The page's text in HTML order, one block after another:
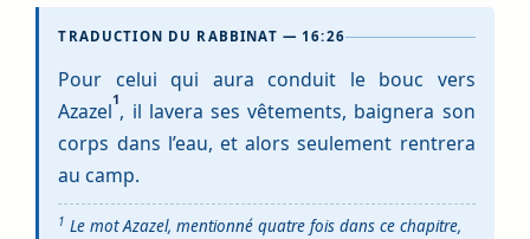
TRADUCTION DU RABBINAT — 16:26
Pour celui qui aura conduit le bouc vers
Azazel1, il lavera ses vêtements, baignera son
corps dans l’eau, et alors seulement rentrera
au camp.
1 Le mot Azazel, mentionné quatre fois dans ce chapitre,